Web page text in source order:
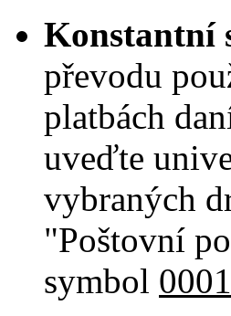
Konstantní
převodu
platbách
uveďte
vybraných
"Poštovní
symbol 0001